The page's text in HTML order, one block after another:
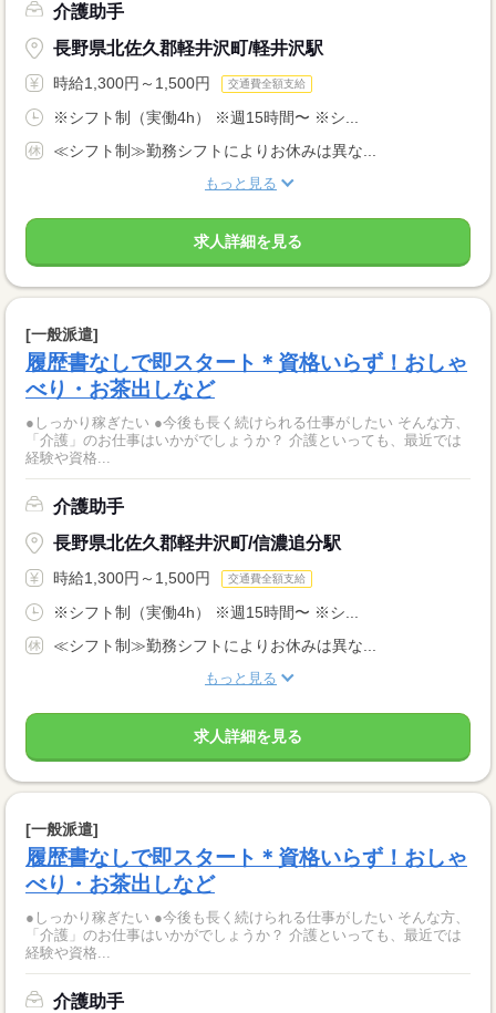
介護助手
長野県北佐久郡軽井沢町/軽井沢駅
時給1,300円～1,500円 交通費全額支給
※シフト制（実働4h） ※週15時間〜 ※シ...
≪シフト制≫勤務シフトによりお休みは異な...
もっと見る
求人詳細を見る
[一般派遣]
履歴書なしで即スタート＊資格いらず！おしゃ
べり・お茶出しなど
●しっかり稼ぎたい ●今後も長く続けられる仕事がしたい そんな方、
「介護」のお仕事はいかがでしょうか？ 介護といっても、最近では
経験や資格...
介護助手
長野県北佐久郡軽井沢町/信濃追分駅
時給1,300円～1,500円 交通費全額支給
※シフト制（実働4h） ※週15時間〜 ※シ...
≪シフト制≫勤務シフトによりお休みは異な...
もっと見る
求人詳細を見る
[一般派遣]
履歴書なしで即スタート＊資格いらず！おしゃ
べり・お茶出しなど
●しっかり稼ぎたい ●今後も長く続けられる仕事がしたい そんな方、
「介護」のお仕事はいかがでしょうか？ 介護といっても、最近では
経験や資格...
介護助手